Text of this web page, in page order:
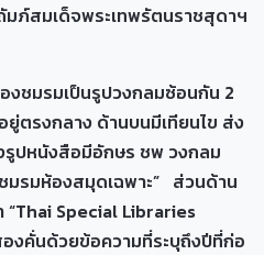
มภ์สมเด็จพระเทพรัตนราชสุดาฯ
รมเป็นรูปวงกลมซ้อนกัน 2
ตรงกลาง ด้านบนมีเทียนไข ส่ง
รูปหนังสือมีอักษร ชพ วงกลม
มรมห้องสมุดเฉพาะ” ส่วนด้าน
Special Libraries
งคั่นด้วยข้อความที่ระบุถึงปีที่ก่อ